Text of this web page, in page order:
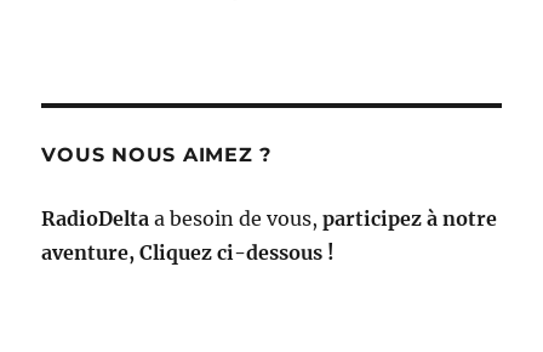
VOUS NOUS AIMEZ ?
RadioDelta a besoin de vous,participez à notre
aventure, Cliquez ci-dessous !